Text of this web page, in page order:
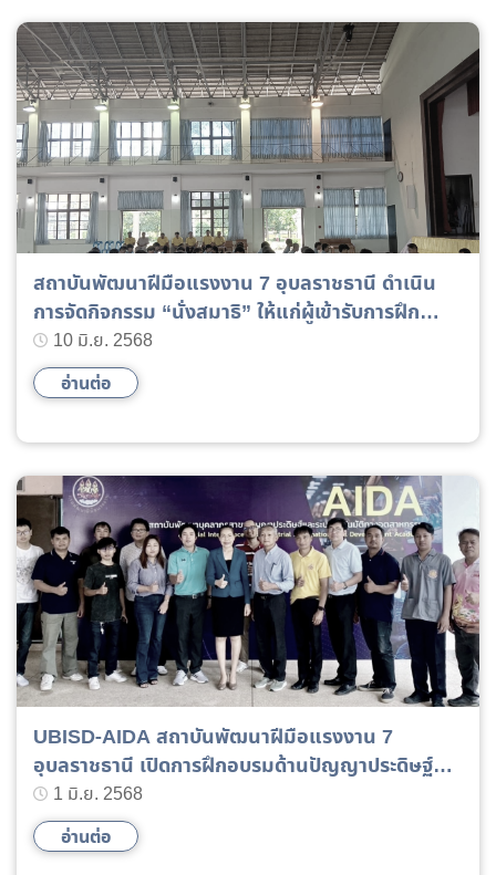
สถาบันพัฒนาฝีมือแรงงาน 7 อุบลราชธานี ดำเนิน
การจัดกิจกรรม “นั่งสมาธิ” ให้แก่ผู้เข้ารับการฝึก
อบรมเตรียมเข้าทำงาน รุ่นที่ 46 (2/2568)
10 มิ.ย. 2568
อ่านต่อ
UBISD-AIDA สถาบันพัฒนาฝีมือแรงงาน 7
อุบลราชธานี เปิดการฝึกอบรมด้านปัญญาประดิษฐ์
และระบบอัตโนมัติทางอุตสาหกรรม (Artificial
Intelligence (AI) and Industrial Automation)
หลักสูตร “การเขียนโปรแกรมประมวลผลภาพและ
1 มิ.ย. 2568
อ่านต่อ